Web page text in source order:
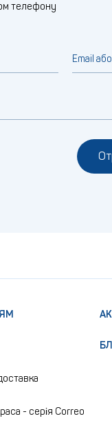
телефону
Email
- серія Correo